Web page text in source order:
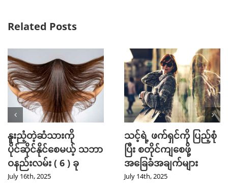
Related Posts
နူးညံ့တဲ့ဆံသားကို
ပိုင်ဆိုင်နိုင်စေမယ့် သဘာ
ဝနည်းလမ်း ( 6 ) ခု
July 16th, 2025
သင့်ရဲ့ ဖက်ရှင်ကို ပြည့်စုံ
ပြီး စတိုင်ကျစေဖို့
အခြေခံအချက်များ
July 14th, 2025